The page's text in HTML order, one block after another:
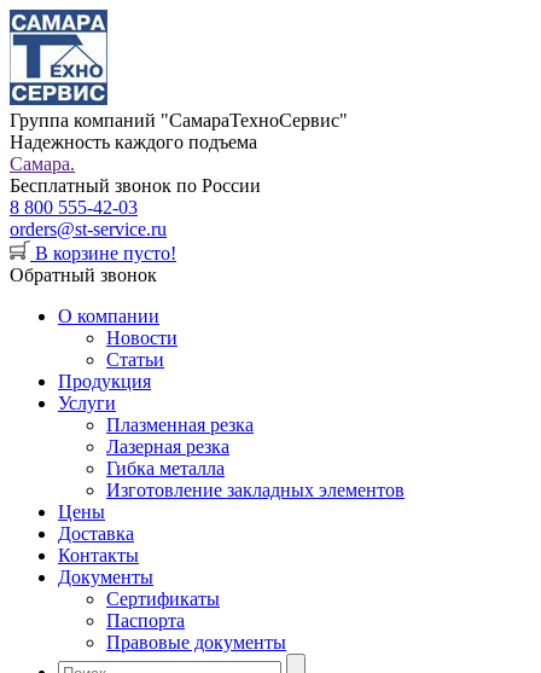
Группа компаний "СамараТехноСервис"
Надежность каждого подъема
Самара.
Бесплатный звонок по России
8 800 555-42-03
orders@st-service.ru
В корзине пусто!
Обратный звонок
О компании
Новости
Статьи
Продукция
Услуги
Плазменная резка
Лазерная резка
Гибка металла
Изготовление закладных элементов
Цены
Доставка
Контакты
Документы
Сертификаты
Паспорта
Правовые документы